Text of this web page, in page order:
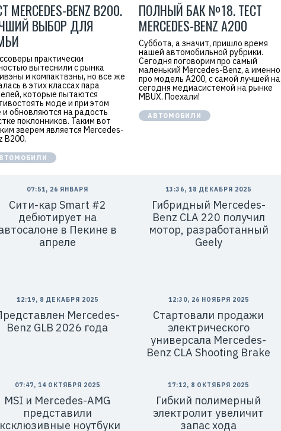
MERCEDES-BENZ B200.
ВЫБОР ДЛЯ
практически
вытеснили с рынка
и компактвэны, но все же
в этих классах пара
которые пытаются
моде и при этом
обновляются на радость
поклонников. Таким вот
зверем является Mercedes-
B200.
ПОЛНЫЙ БАК №18. ТЕСТ
MERCEDES-BENZ A200
Суббота, а значит, пришло время
нашей автомобильной рубрики.
Сегодня поговорим про самый
маленький Mercedes-Benz, а именно
про модель A200, с самой лучшей на
сегодня медиасистемой на рынке
MBUX. Поехали!
АВТОМОБИЛИ
07:51, 26 ЯНВАРЯ
Сити-кар Smart #2
дебютирует на
в Пекине в
апреле
13:36, 18 ДЕКАБРЯ 2025
Гибридный Mercedes-
Benz CLA 220 получил
мотор, разработанный
Geely
12:19, 8 ДЕКАБРЯ 2025
Mercedes-
Benz GLB 2026 года
12:30, 26 НОЯБРЯ 2025
Cтартовали продажи
электрического
универсала Mercedes-
Benz CLA Shooting Brake
07:47, 14 ОКТЯБРЯ 2025
MSI и Mercedes-AMG
представили
ноутбуки
17:12, 8 ОКТЯБРЯ 2025
Гибкий полимерный
электролит увеличит
запас хода